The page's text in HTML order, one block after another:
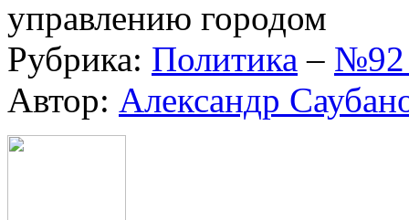
управлению городом
Рубрика: Политика – №92
Автор: Александр